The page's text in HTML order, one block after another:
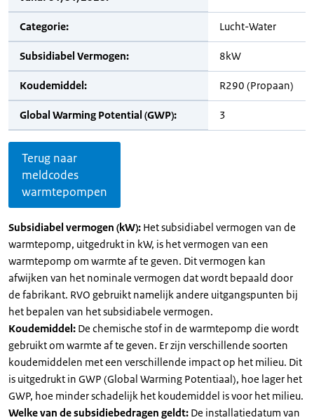
Categorie: Lucht-Water
Subsidiabel Vermogen: 8kW
Koudemiddel: R290 (Propaan)
Global Warming Potential (GWP): 3
Terug naar
meldcodes
warmtepompen
Subsidiabel vermogen (kW): Het subsidiabel vermogen van de
warmtepomp, uitgedrukt in kW, is het vermogen van een
warmtepomp om warmte af te geven. Dit vermogen kan
afwijken van het nominale vermogen dat wordt bepaald door
de fabrikant. RVO gebruikt namelijk andere uitgangspunten bij
het bepalen van het subsidiabele vermogen.
Koudemiddel: De chemische stof in de warmtepomp die wordt
gebruikt om warmte af te geven. Er zijn verschillende soorten
koudemiddelen met een verschillende impact op het milieu. Dit
is uitgedrukt in GWP (Global Warming Potentiaal), hoe lager het
GWP, hoe minder schadelijk het koudemiddel is voor het milieu.
Welke van de subsidiebedragen geldt: De installatiedatum van